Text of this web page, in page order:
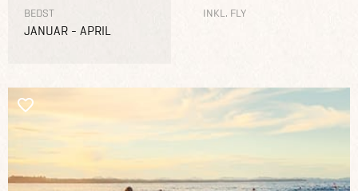
BEDST
JANUAR - APRIL
INKL. FLY